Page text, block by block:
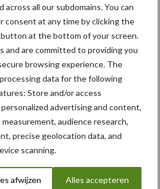
across all our subdomains. You can
consent at any time by clicking the
at the bottom of your screen.
and are committed to providing you
browsing experience. The
data for the following
Store and/or access
advertising and content,
audience research,
precise geolocation data, and
scanning.
afwijzen Alles accepteren
we een mooie prijs weg in
Je kan dus elke week
WIN:
EEN
OVERAL
NEW